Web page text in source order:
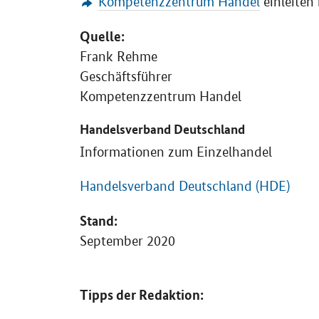
Quelle:
Frank Rehme
Geschäftsführer
Kompetenzzentrum Handel
Handelsverband Deutschland
Informationen zum Einzelhandel
Handelsverband Deutschland (HDE)
Stand:
September 2020
Tipps der Redaktion: